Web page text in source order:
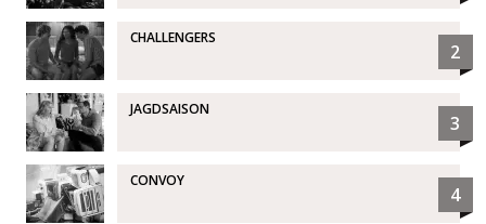
CHALLENGERS
2
JAGDSAISON
3
CONVOY
4